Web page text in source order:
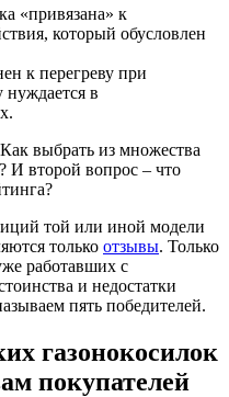
«привязана» к
который обусловлен
к перегреву при
нуждается в
выбрать из множества
И второй вопрос – что
той или иной модели
только отзывы. Только
работавших с
и недостатки
пять победителей.
газонокосилок
покупателей